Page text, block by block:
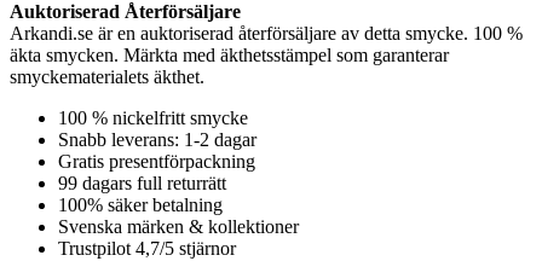
Auktoriserad Återförsäljare
Arkandi.se är en auktoriserad återförsäljare av detta smycke. 100 %
äkta smycken. Märkta med äkthetsstämpel som garanterar
smyckematerialets äkthet.
100 % nickelfritt smycke
Snabb leverans: 1-2 dagar
Gratis presentförpackning
99 dagars full returrätt
100% säker betalning
Svenska märken & kollektioner
Trustpilot 4,7/5 stjärnor